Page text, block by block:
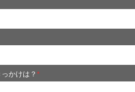
かけは？*